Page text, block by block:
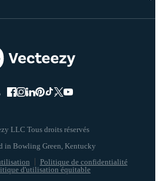
LLC Tous droits réservés
Politique de confidentialité
d'utilisation équitable